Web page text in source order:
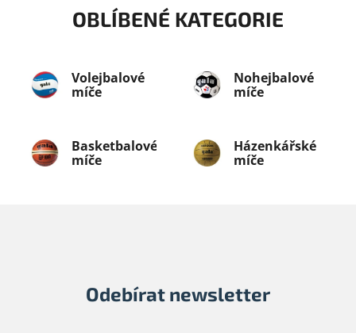
OBLÍBENÉ KATEGORIE
Volejbalové
míče
Nohejbalové
míče
Basketbalové
míče
Házenkářské
míče
Odebírat newsletter